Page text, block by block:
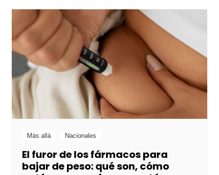
Más allá Nacionales
El furor de los fármacos para
bajar de peso: qué son, cómo